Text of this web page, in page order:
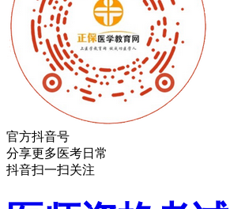
官方抖音号
分享更多医考日常
抖音扫一扫关注